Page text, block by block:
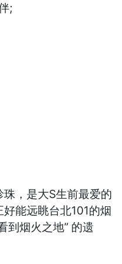
;
，是大S生前最爱的
能远眺台北101的烟
到烟火之地” 的遗